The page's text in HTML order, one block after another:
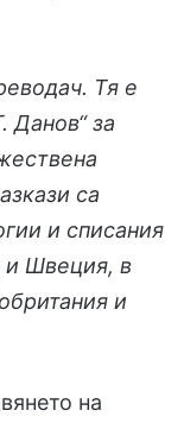
Тя е
Данов“ за
са
и списания
Швеция, в
и
на